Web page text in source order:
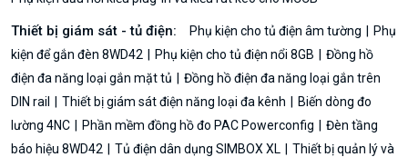
Thiết bị giám sát - tủ điện: Phụ kiện cho tủ điện âm tường
Phụ
kiện để gắn đèn 8WD42
Phụ kiện cho tủ điện nổi 8GB
Đồng hồ
điện đa năng loại gắn mặt tủ
Đồng hồ điện đa năng loại gắn trên
DIN rail
Thiết bị giám sát điện năng loại đa kênh
Biến dòng đo
lường 4NC
Phần mềm đồng hồ đo PAC Powerconfig
Đèn tầng
báo hiệu 8WD42
Tủ điện dân dụng SIMBOX XL
Thiết bị quản lý và